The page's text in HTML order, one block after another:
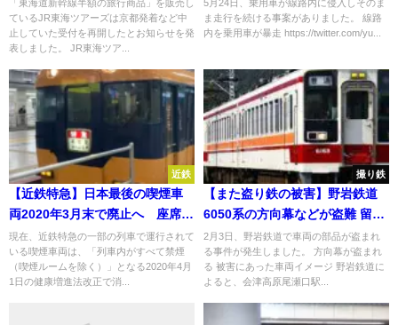
め
「東海道新幹線半額の旅行商品」を販売し
ているJR東海ツアーズは京都発着など中
止していた受付を再開したとお知らせを発
表しました。 JR東海ツア...
5月24日、乗用車が線路内に侵入しそのま
ま走行を続ける事案がありました。 線路
内を乗用車が暴走 https://twitter.com/yu...
近鉄
【近鉄特急】日本最後の喫煙車
両2020年3月末で廃止へ 座席で
はすべて禁煙 2020年4月からは
禁煙車化で運行へ 健康増進法
改正で
現在、近鉄特急の一部の列車で運行されて
いる喫煙車両は、「列車内がすべて禁煙
（喫煙ルームを除く）」となる2020年4月
1日の健康増進法改正で消...
撮り鉄
【また盗り鉄の被害】野岩鉄道
6050系の方向幕などが盗難 留置
を狙った犯行で営業列車に影響
が
2月3日、野岩鉄道で車両の部品が盗まれ
る事件が発生しました。 方向幕が盗まれ
る 被害にあった車両イメージ 野岩鉄道に
よると、会津高原尾瀬口駅...